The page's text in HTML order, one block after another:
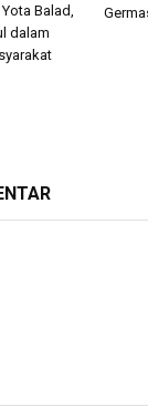
Balad,
dalam